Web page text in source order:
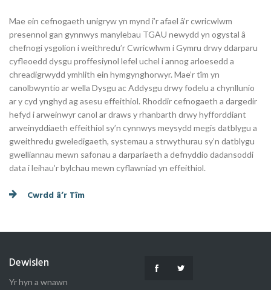
Mae ein cefnogaeth unigryw yn mynd i’r afael â’r cwricwlwm
presennol gan gynnwys manylebau TGAU newydd yn ogystal â
chefnogi ysgolion i weithredu’r Cwricwlwm i Gymru drwy ddarparu
cyfleoedd dysgu proffesiynol lefel uchel i annog arloesedd a
chreadigrwydd ymhlith ein hymgynghorwyr. Mae’r tîm yn
canolbwyntio ar wella Dysgu ac Addysgu drwy fodelu a chynllunio
ar y cyd ynghyd ag asesu effeithiol. Rhoddir cefnogaeth a dargedir
hefyd i arweinwyr canol ar draws y rhanbarth drwy hyfforddiant
arweinyddiaeth effeithiol sy’n cynnwys meysydd megis datblygu a
gweithredu gweledigaeth, systemau a strwythurau sy’n datblygu
gwelliannau mewn safonau a darpariaeth a defnyddio dadansoddi
data i leihau’r bylchau mewn cyflawniad yn effeithiol.
Cwrdd â’r Tîm
Dewislen
Yr hyn a wnawn